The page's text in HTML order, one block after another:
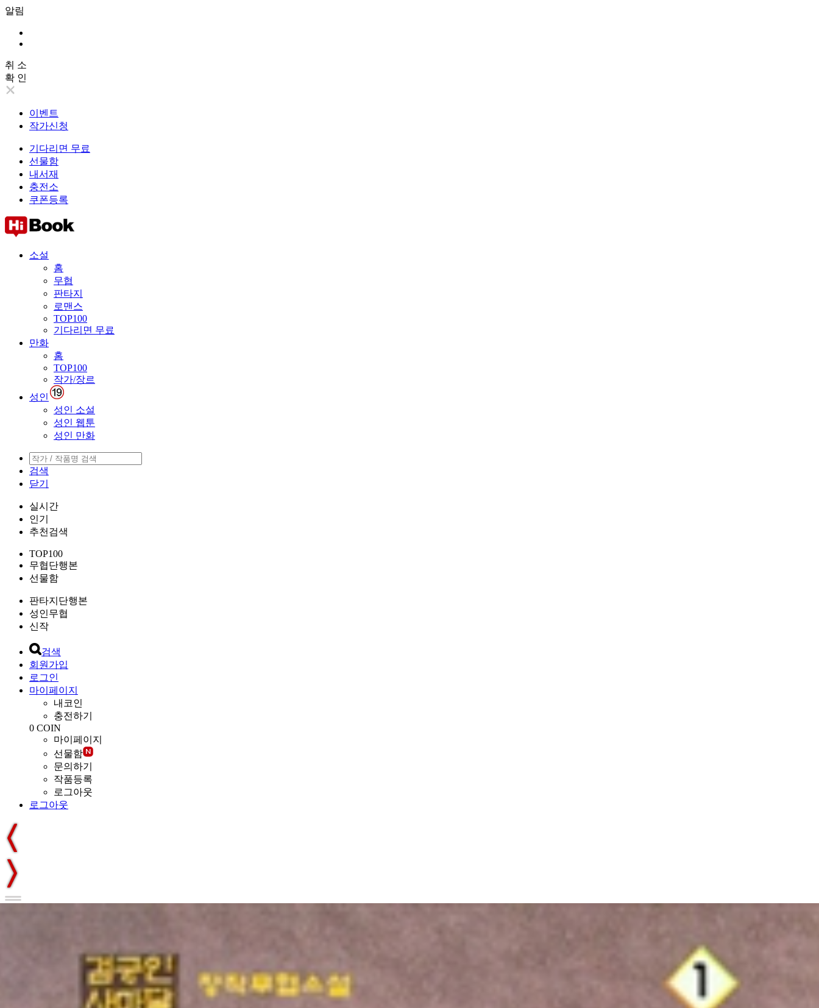
알림
취 소
확 인
이벤트
작가신청
기다리면 무료
선물함
내서재
충전소
쿠폰등록
소설
홈
무협
판타지
로맨스
TOP100
기다리면 무료
만화
홈
TOP100
작가/장르
성인
성인 소설
성인 웹툰
성인 만화
검색
닫기
실시간
인기
추천검색
TOP100
무협단행본
선물함
판타지단행본
성인무협
신작
검색
회원가입
로그인
마이페이지
내코인
충전하기
0 COIN
마이페이지
선물함
문의하기
작품등록
로그아웃
로그아웃